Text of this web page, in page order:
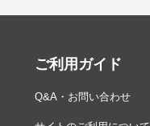
ご利用ガイド
Q&A・お問い合わせ